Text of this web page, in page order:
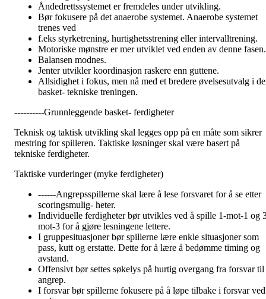
Åndedrettssystemet er fremdeles under utvikling.
Bør fokusere på det anaerobe systemet. Anaerobe systemet
trenes ved
f.eks styrketrening, hurtighetsstrening eller intervalltrening.
Motoriske mønstre er mer utviklet ved enden av denne fasen.
Balansen modnes.
Jenter utvikler koordinasjon raskere enn guttene.
Allsidighet i fokus, men nå med et bredere øvelsesutvalg i
basket- tekniske treningen.
----------Grunnleggende basket- ferdigheter
Teknisk og taktisk utvikling skal legges opp på en måte som sikrer
mestring for spilleren. Taktiske løsninger skal være basert på
tekniske ferdigheter.
Taktiske vurderinger (myke ferdigheter)
------Angrepsspillerne skal lære å lese forsvaret for å se etter
scoringsmulig- heter.
Individuelle ferdigheter bør utvikles ved å spille 1-mot-1 og
mot-3 for å gjøre lesningene lettere.
I gruppesituasjoner bør spillerne lære enkle situasjoner som
pass, kutt og erstatte. Dette for å lære å bedømme timing og
avstand.
Offensivt bør settes søkelys på hurtig overgang fra forsvar til
angrep.
I forsvar bør spillerne fokusere på å løpe tilbake i forsvar ved